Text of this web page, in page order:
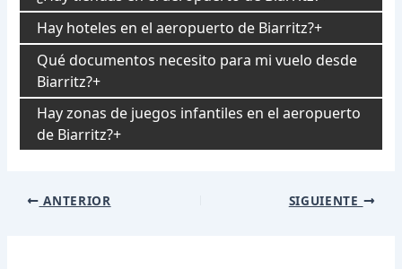
Hay hoteles en el aeropuerto de Biarritz?
Qué documentos necesito para mi vuelo desde
Biarritz?
Hay zonas de juegos infantiles en el aeropuerto
de Biarritz?
Navegación
ANTERIOR SIGUIENTE